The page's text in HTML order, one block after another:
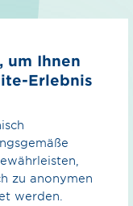
um Ihnen
Erlebnis
zu anonymen
werden.